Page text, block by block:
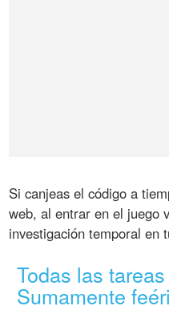
Si canjeas el código a
web, al entrar en el juego
investigación temporal en
Todas las
Sumamente